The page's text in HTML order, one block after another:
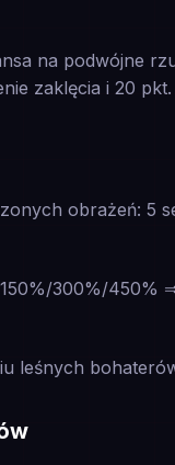
na podwójne
zaklęcia i 20
obrażeń:
300%/450%
leśnych